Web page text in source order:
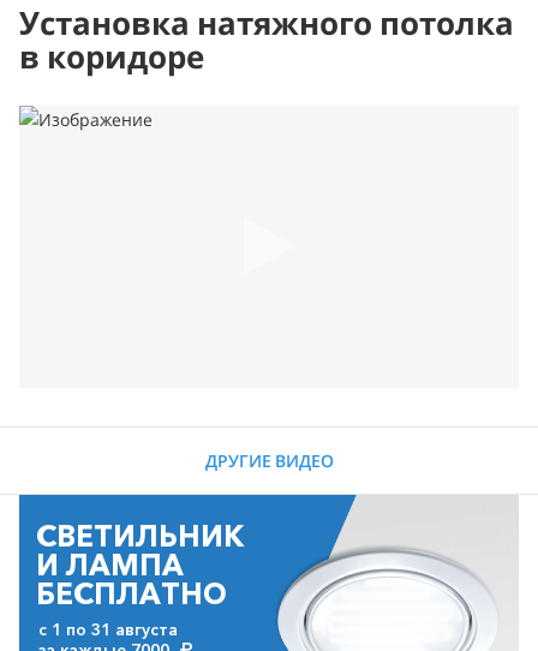
Установка натяжного потолка
в коридоре
ДРУГИЕ ВИДЕО
СВЕТИЛЬНИК
И ЛАМПА
БЕСПЛАТНО
с 1 по 31 августа